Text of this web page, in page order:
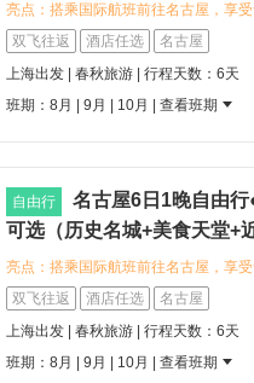
亮点：搭乘国际航班前往名古屋，享
古屋万豪酒店，体验五钻品质住宿服
店，感受四钻标准的便捷与舒适 您可
双飞往返 酒店任选
名古屋
上海出发 | 春秋旅游 | 行程天数：6天
班期：8月 | 9月 | 10月 | 查看班期
自由行
名古屋6日1晚自由
可选（历史名城+美食天堂+
亮点：搭乘国际航班前往名古屋，享
古屋王子大饭店天空塔，坐拥城市地标
验，或入住名古屋希尔顿酒店，感受
与历史文化；您也可以品尝味噌猪排
双飞往返 酒店任选
名古屋
上海出发 | 春秋旅游 | 行程天数：6天
班期：8月 | 9月 | 10月 | 查看班期